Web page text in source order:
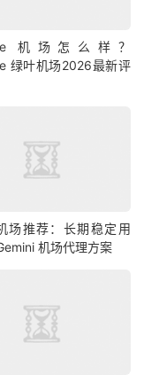
机场怎么样？
绿叶机场2026最新评
场推荐：长期稳定用
机场代理方案